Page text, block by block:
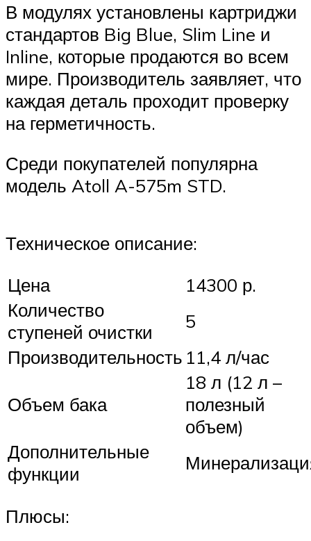
В модулях установлены картриджи
стандартов Big Blue, Slim Line и
Inline, которые продаются во всем
мире. Производитель заявляет, что
каждая деталь проходит проверку
на герметичность.
Среди покупателей популярна
модель Atoll A-575m STD.
Техническое описание:
Цена
14300 р.
Количество
ступеней очистки
5
Производительность 11,4 л/час
Объем бака
18 л (12 л –
полезный
объем)
Дополнительные
функции
Плюсы: